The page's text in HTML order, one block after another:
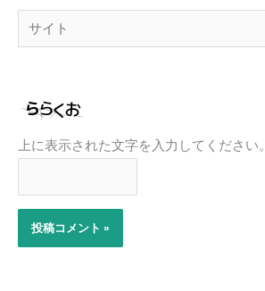
ル
イ
上に表示された文字を入力してください。